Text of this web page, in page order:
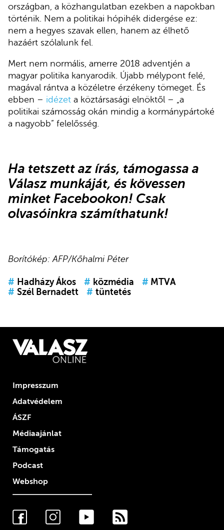
országban, a közhangulatban ezekben a napokban
történik. Nem a politikai hópihék didergése ez:
nem a hegyes szavak ellen, hanem az élhető
hazáért szólalunk fel.
Mert nem normális, amerre 2018 adventjén a
magyar politika kanyarodik. Újabb mélypont felé,
magával rántva a közéletre érzékeny tömeget. És
ebben – idézet a köztársasági elnöktől – „a
politikai számosság okán mindig a kormánypártoké
a nagyobb” felelősség.
Ha tetszett az írás, támogassa a
Válasz munkáját, és kövessen
minket Facebookon! Csak
olvasóinkra számíthatunk!
Borítókép: AFP/Kőhalmi Péter
# Hadházy Ákos # közmédia # MTVA
# Szél Bernadett # tüntetés
Impresszum
Adatvédelem
ÁSZF
Médiaajánlat
Támogatás
Podcast
Webshop